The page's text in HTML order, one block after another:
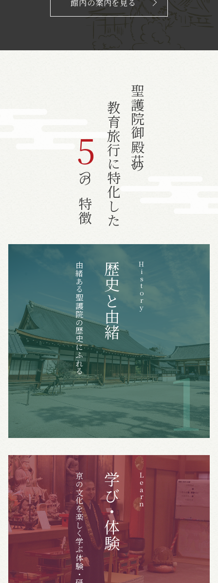
聖護院御殿荘の
教育旅行に特化した
5
つの特徴
History
歴史と由緒
由緒ある聖護院の歴史にふれる
Learn
学び・体験
京の文化を楽しく学ぶ体験・研修プラン